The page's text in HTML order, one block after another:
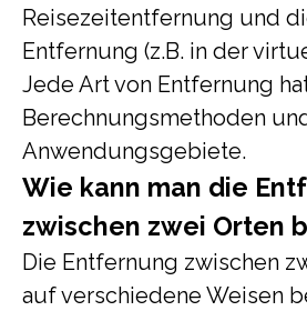
Reisezeitentfernung und
Entfernung (z.B. in der
Jede Art von Entfernung
Berechnungsmethoden
Anwendungsgebiete.
Wie kann man die
zwischen zwei Orten
Die Entfernung zwischen
auf verschiedene Weisen